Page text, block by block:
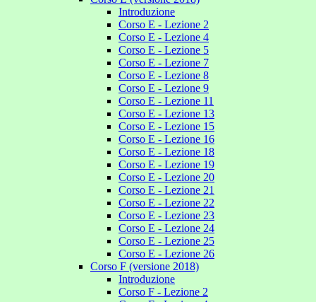
Introduzione
Corso E - Lezione 2
Corso E - Lezione 4
Corso E - Lezione 5
Corso E - Lezione 7
Corso E - Lezione 8
Corso E - Lezione 9
Corso E - Lezione 11
Corso E - Lezione 13
Corso E - Lezione 15
Corso E - Lezione 16
Corso E - Lezione 18
Corso E - Lezione 19
Corso E - Lezione 20
Corso E - Lezione 21
Corso E - Lezione 22
Corso E - Lezione 23
Corso E - Lezione 24
Corso E - Lezione 25
Corso E - Lezione 26
Corso F (versione 2018)
Introduzione
Corso F - Lezione 2